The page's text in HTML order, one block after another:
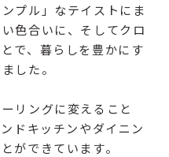
プル」なテイストにま
色合いに、そしてクロ
で、暮らしを豊かにす
した。
リングに変えること
ドキッチンやダイニン
ができています。